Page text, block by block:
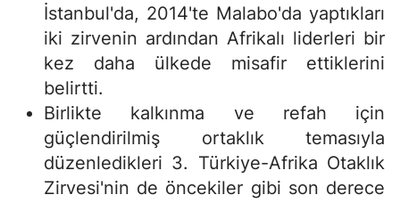
İstanbul'da, 2014'te Malabo'da yaptıkları
iki zirvenin ardından Afrikalı liderleri bir
kez daha ülkede misafir ettiklerini
belirtti.
Birlikte kalkınma ve refah için
güçlendirilmiş ortaklık temasıyla
düzenledikleri 3. Türkiye-Afrika Otaklık
Zirvesi'nin de öncekiler gibi son derece